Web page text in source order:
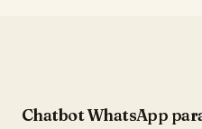
Chatbot WhatsApp